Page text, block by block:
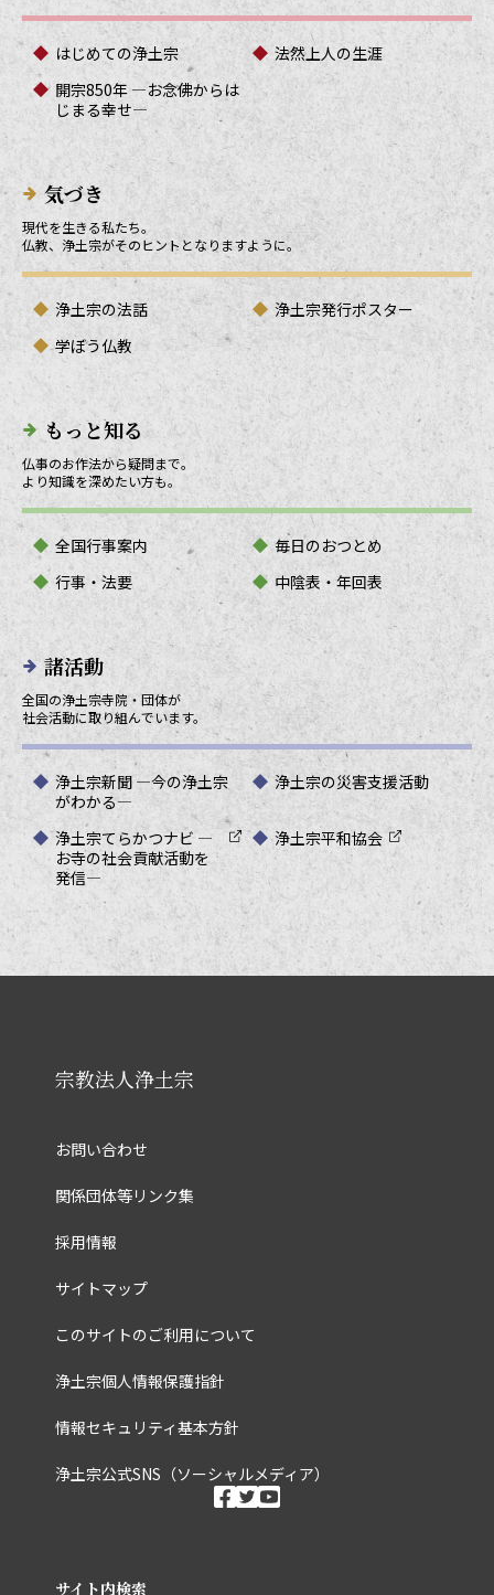
はじめての浄土宗
法然上人の生涯
開宗850年 ―お念佛からは
じまる幸せ―
気づき
現代を生きる私たち。
仏教、浄土宗がそのヒントとなりますように。
浄土宗の法話
浄土宗発行ポスター
学ぼう仏教
もっと知る
仏事のお作法から疑問まで。
より知識を深めたい方も。
全国行事案内
毎日のおつとめ
行事・法要
中陰表・年回表
諸活動
全国の浄土宗寺院・団体が
社会活動に取り組んでいます。
浄土宗新聞 ―今の浄土宗
がわかる―
浄土宗の災害支援活動
浄土宗てらかつナビ ―
お寺の社会貢献活動を
発信―
浄土宗平和協会
宗教法人浄土宗
お問い合わせ
関係団体等リンク集
採用情報
サイトマップ
このサイトのご利用について
浄土宗個人情報保護指針
情報セキュリティ基本方針
浄土宗公式SNS（ソーシャルメディア）
ソーシャルメディ
facebook
twitter
サイト内検索